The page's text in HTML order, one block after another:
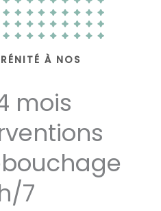
À NOS
mois
7